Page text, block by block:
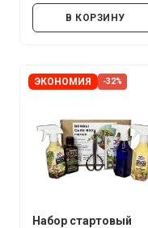
В КОРЗИНУ
ЭКОНОМИЯ -32%
Набор стартовый